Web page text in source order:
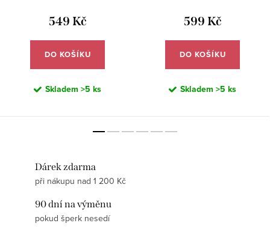
549 Kč
DO KOŠÍKU
Skladem >5 ks
599 Kč
DO KOŠÍKU
Skladem >5 ks
Dárek zdarma
při nákupu nad 1 200 Kč
90 dní na výměnu
pokud šperk nesedí